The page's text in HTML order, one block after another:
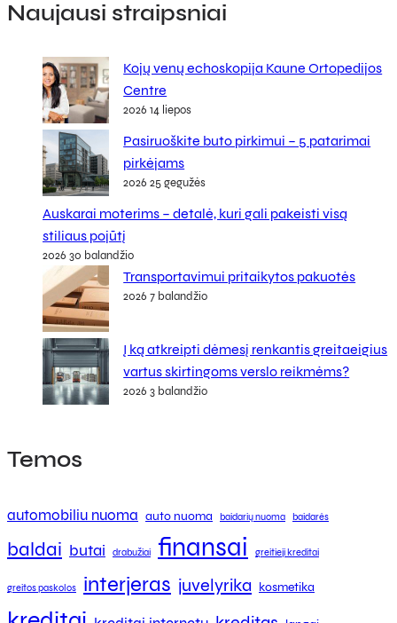
Naujausi straipsniai
Kojų venų echoskopija Kaune Ortopedijos
Centre
2026 14 liepos
Pasiruoškite buto pirkimui – 5 patarimai
pirkėjams
2026 25 gegužės
Auskarai moterims – detalė, kuri gali pakeisti visą
stiliaus pojūtį
2026 30 balandžio
Transportavimui pritaikytos pakuotės
2026 7 balandžio
Į ką atkreipti dėmesį renkantis greitaeigius
vartus skirtingoms verslo reikmėms?
2026 3 balandžio
Temos
automobiliu nuoma auto nuoma baidarių nuoma baidarės
baldai butai drabužiai finansai greitieji kreditai
greitos paskolos interjeras juvelyrika kosmetika